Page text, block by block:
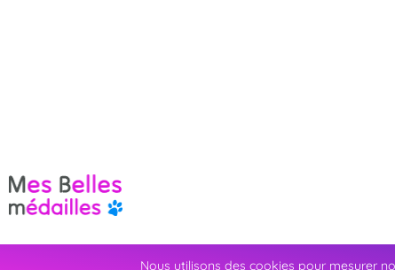
Nous utilisons des cookies pour mesurer